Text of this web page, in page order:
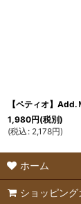
【ペティオ】
1,980円(税別)
(税込 : 2,178円)
ホーム
ショッピング